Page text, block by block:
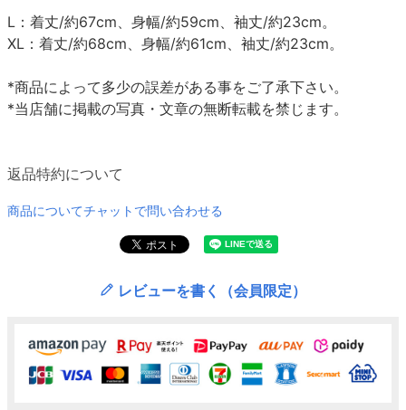
L：着丈/約67cm、身幅/約59cm、袖丈/約23cm。
XL：着丈/約68cm、身幅/約61cm、袖丈/約23cm。
*商品によって多少の誤差がある事をご了承下さい。
*当店舗に掲載の写真・文章の無断転載を禁じます。
返品特約について
商品についてチャットで問い合わせる
レビューを書く（会員限定）